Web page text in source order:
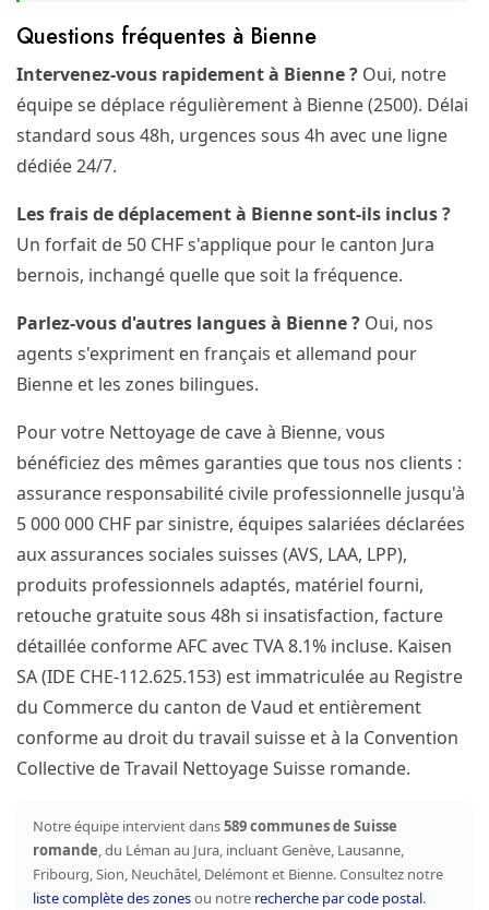
Questions fréquentes à Bienne
Intervenez-vous rapidement à Bienne ? Oui, notre
équipe se déplace régulièrement à Bienne (2500). Délai
standard sous 48h, urgences sous 4h avec une ligne
dédiée 24/7.
Les frais de déplacement à Bienne sont-ils inclus ?
Un forfait de 50 CHF s'applique pour le canton Jura
bernois, inchangé quelle que soit la fréquence.
Parlez-vous d'autres langues à Bienne ? Oui, nos
agents s'expriment en français et allemand pour
Bienne et les zones bilingues.
Pour votre Nettoyage de cave à Bienne, vous
bénéficiez des mêmes garanties que tous nos clients :
assurance responsabilité civile professionnelle jusqu'à
5 000 000 CHF par sinistre, équipes salariées déclarées
aux assurances sociales suisses (AVS, LAA, LPP),
produits professionnels adaptés, matériel fourni,
retouche gratuite sous 48h si insatisfaction, facture
détaillée conforme AFC avec TVA 8.1% incluse. Kaisen
SA (IDE CHE-112.625.153) est immatriculée au Registre
du Commerce du canton de Vaud et entièrement
conforme au droit du travail suisse et à la Convention
Collective de Travail Nettoyage Suisse romande.
Notre équipe intervient dans589 communes de Suisse
romande, du Léman au Jura, incluant Genève, Lausanne,
Fribourg, Sion, Neuchâtel, Delémont et Bienne. Consultez notre
liste complète des zonesou notre recherche par code postal.